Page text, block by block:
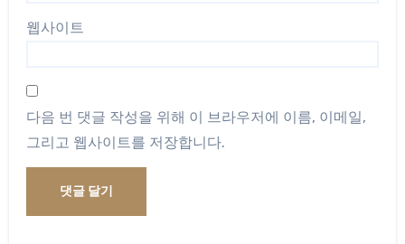
웹사이트
다음 번 댓글 작성을 위해 이 브라우저에 이름, 이메일,
그리고 웹사이트를 저장합니다.